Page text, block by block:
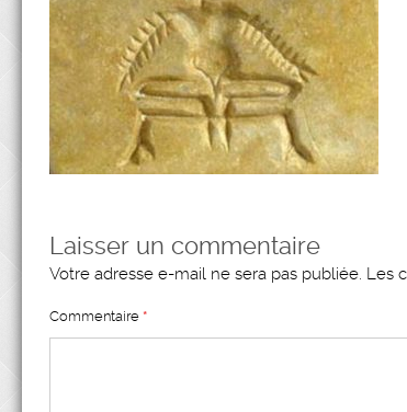
Laisser un commentaire
Votre adresse e-mail ne sera pas publiée. Les
Commentaire *